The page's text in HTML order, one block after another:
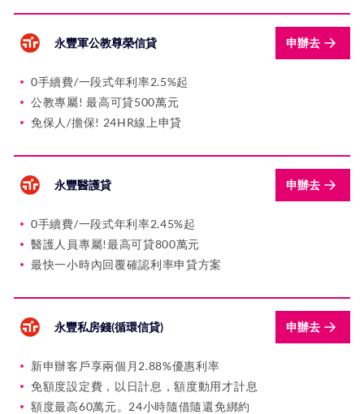
永豐軍公教尊榮信貸 申辦去
0手續費/一段式年利率2.5%起
公教專屬! 最高可貸500萬元
免保人/擔保! 24HR線上申貸
永豐醫護貸 申辦去
0手續費/一段式年利率2.45%起
醫護人員專屬!最高可貸800萬元
最快一小時內回覆確認利率申貸方案
永豐私房錢(循環信貸) 申辦去
新申辦客戶享兩個月2.88%優惠利率
免額度設定費，以日計息，額度動用才計息
額度最高60萬元。24小時隨借隨還免綁約